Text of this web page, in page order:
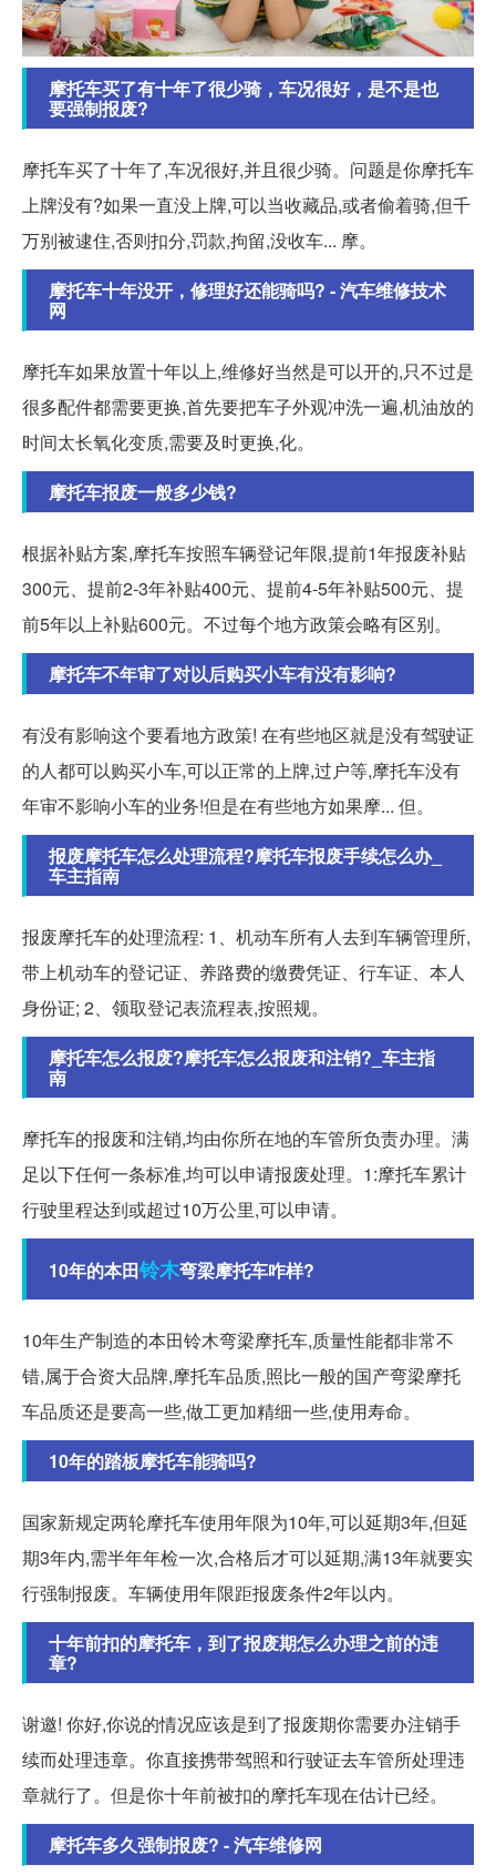
摩托车买了有十年了很少骑，车况很好，是不是也
要强制报废?
摩托车买了十年了,车况很好,并且很少骑。问题是你摩托车
上牌没有?如果一直没上牌,可以当收藏品,或者偷着骑,但千
万别被逮住,否则扣分,罚款,拘留,没收车... 摩。
摩托车十年没开，修理好还能骑吗? - 汽车维修技术
网
摩托车如果放置十年以上,维修好当然是可以开的,只不过是
很多配件都需要更换,首先要把车子外观冲洗一遍,机油放的
时间太长氧化变质,需要及时更换,化。
摩托车报废一般多少钱?
根据补贴方案,摩托车按照车辆登记年限,提前1年报废补贴
300元、提前2-3年补贴400元、提前4-5年补贴500元、提
前5年以上补贴600元。不过每个地方政策会略有区别。
摩托车不年审了对以后购买小车有没有影响?
有没有影响这个要看地方政策! 在有些地区就是没有驾驶证
的人都可以购买小车,可以正常的上牌,过户等,摩托车没有
年审不影响小车的业务!但是在有些地方如果摩... 但。
报废摩托车怎么处理流程?摩托车报废手续怎么办_
车主指南
报废摩托车的处理流程: 1、机动车所有人去到车辆管理所,
带上机动车的登记证、养路费的缴费凭证、行车证、本人
身份证; 2、领取登记表流程表,按照规。
摩托车怎么报废?摩托车怎么报废和注销?_车主指
南
摩托车的报废和注销,均由你所在地的车管所负责办理。满
足以下任何一条标准,均可以申请报废处理。1:摩托车累计
行驶里程达到或超过10万公里,可以申请。
10年的本田铃木弯梁摩托车咋样?
10年生产制造的本田铃木弯梁摩托车,质量性能都非常不
错,属于合资大品牌,摩托车品质,照比一般的国产弯梁摩托
车品质还是要高一些,做工更加精细一些,使用寿命。
10年的踏板摩托车能骑吗?
国家新规定两轮摩托车使用年限为10年,可以延期3年,但延
期3年内,需半年年检一次,合格后才可以延期,满13年就要实
行强制报废。车辆使用年限距报废条件2年以内。
十年前扣的摩托车，到了报废期怎么办理之前的违
章?
谢邀! 你好,你说的情况应该是到了报废期你需要办注销手
续而处理违章。你直接携带驾照和行驶证去车管所处理违
章就行了。但是你十年前被扣的摩托车现在估计已经。
摩托车多久强制报废? - 汽车维修网